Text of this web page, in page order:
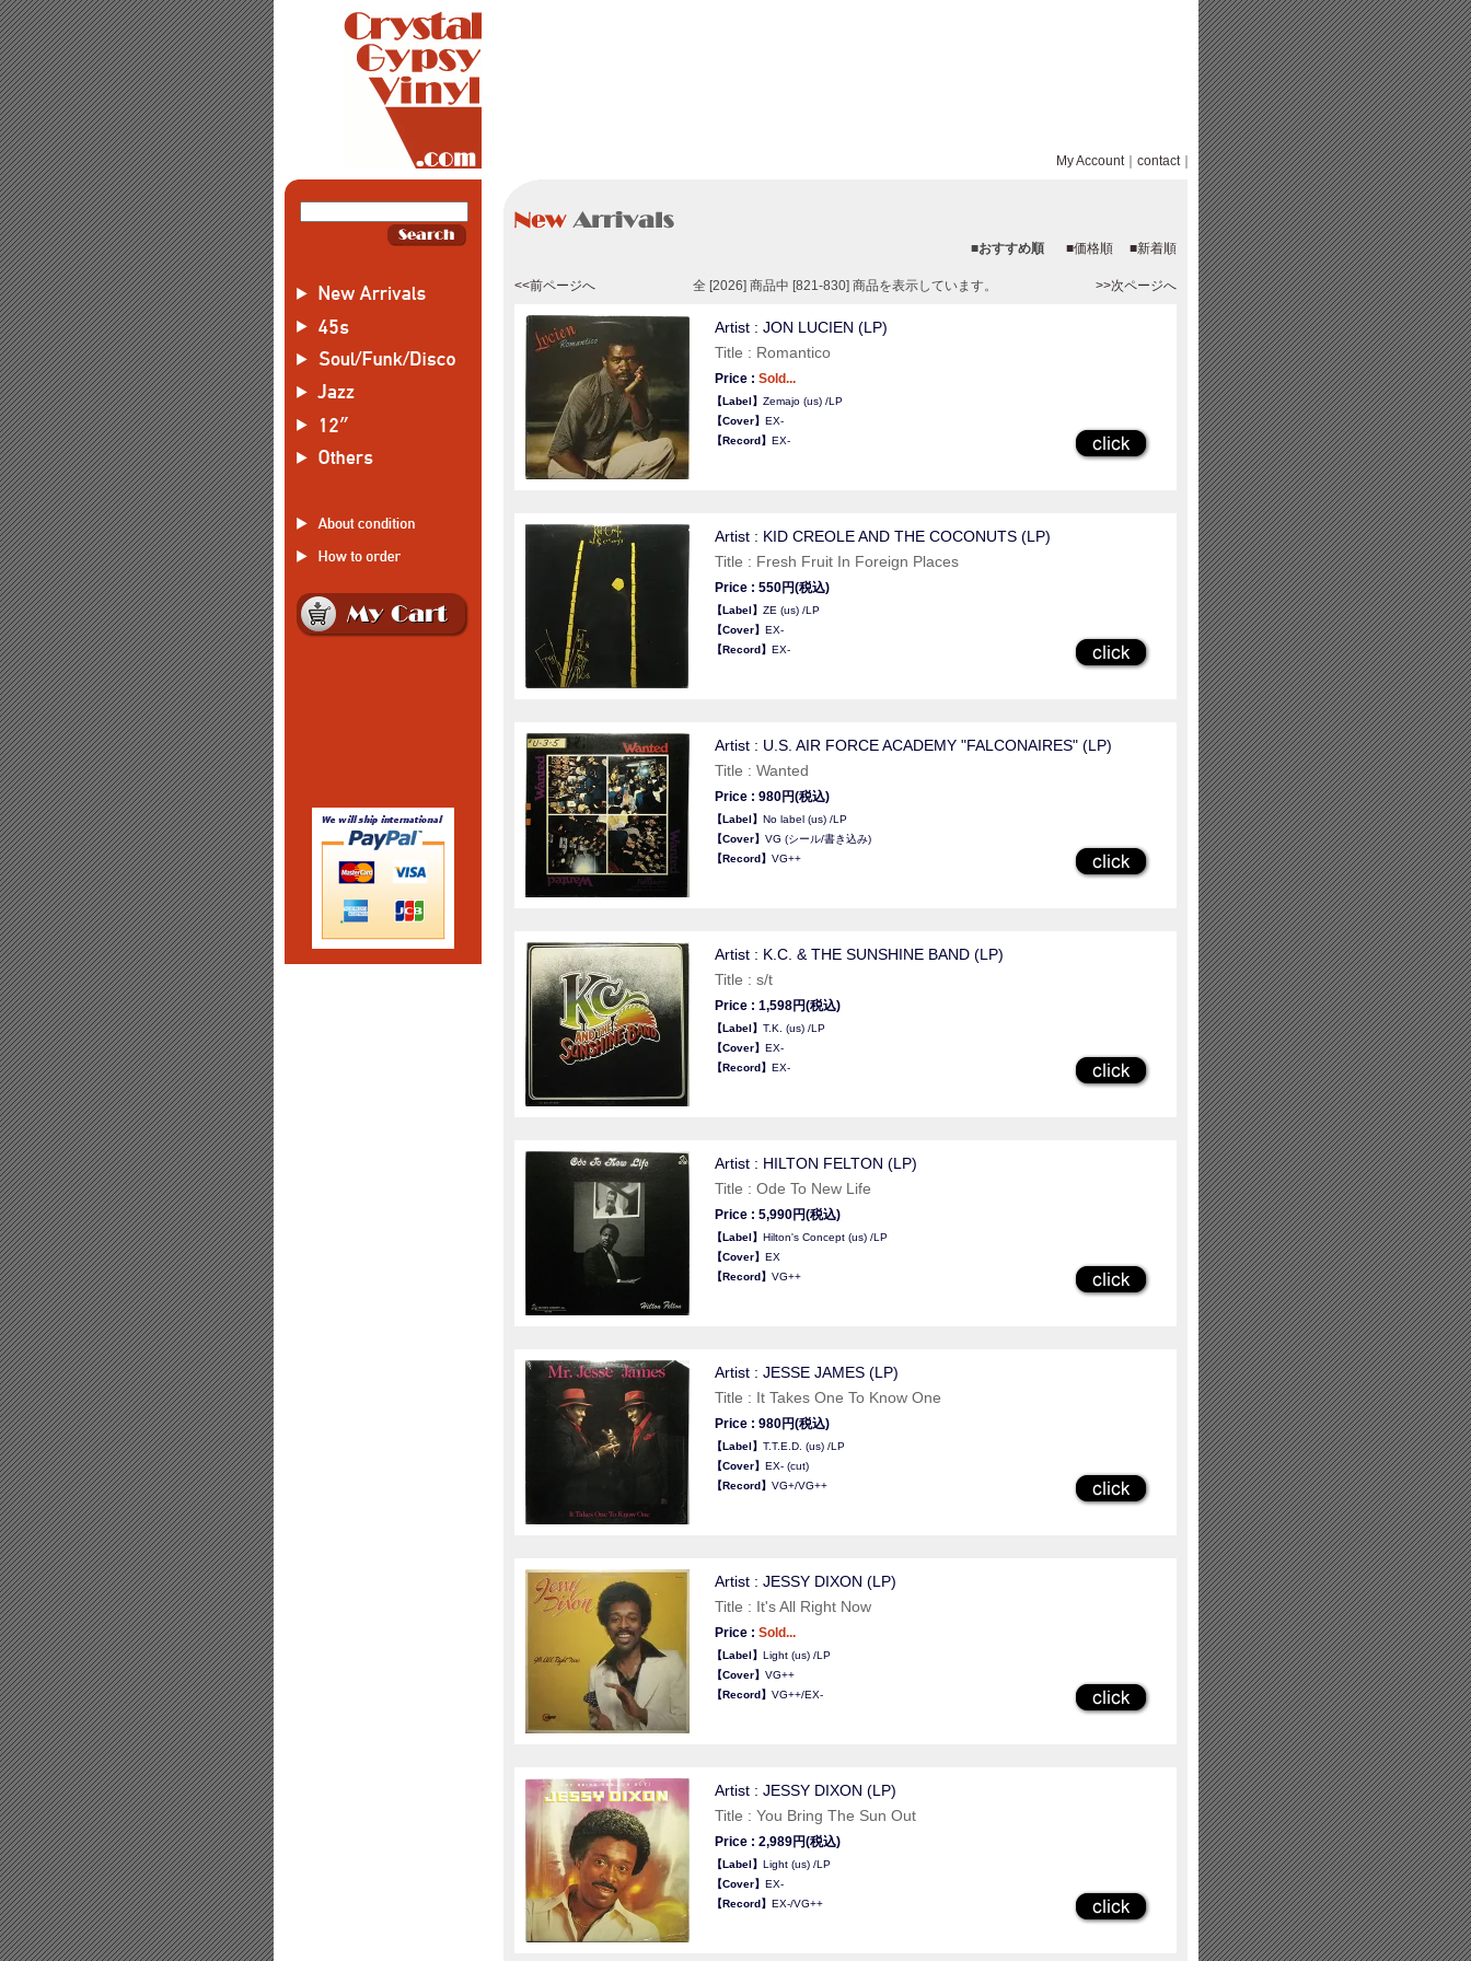
My Account｜ contact｜
■おすすめ順 ■価格順 ■新着順
<<前ページへ 全 [2026] 商品中 [821-830] 商品を表示しています。 >>次ページへ
Artist : JON LUCIEN (LP)
Title : Romantico
Price : Sold...
【Label】 Zemajo (us) /LP
【Cover】 EX-
【Record】 EX-
Artist : KID CREOLE AND THE COCONUTS (LP)
Title : Fresh Fruit In Foreign Places
Price : 550円(税込)
【Label】 ZE (us) /LP
【Cover】 EX-
【Record】 EX-
Artist : U.S. AIR FORCE ACADEMY "FALCONAIRES" (LP)
Title : Wanted
Price : 980円(税込)
【Label】 No label (us) /LP
【Cover】 VG (シール/書き込み)
【Record】 VG++
Artist : K.C. & THE SUNSHINE BAND (LP)
Title : s/t
Price : 1,598円(税込)
【Label】 T.K. (us) /LP
【Cover】 EX-
【Record】 EX-
Artist : HILTON FELTON (LP)
Title : Ode To New Life
Price : 5,990円(税込)
【Label】 Hilton's Concept (us) /LP
【Cover】 EX
【Record】 VG++
Artist : JESSE JAMES (LP)
Title : It Takes One To Know One
Price : 980円(税込)
【Label】 T.T.E.D. (us) /LP
【Cover】 EX- (cut)
【Record】 VG+/VG++
Artist : JESSY DIXON (LP)
Title : It's All Right Now
Price : Sold...
【Label】 Light (us) /LP
【Cover】 VG++
【Record】 VG++/EX-
Artist : JESSY DIXON (LP)
Title : You Bring The Sun Out
Price : 2,989円(税込)
【Label】 Light (us) /LP
【Cover】 EX-
【Record】 EX-/VG++